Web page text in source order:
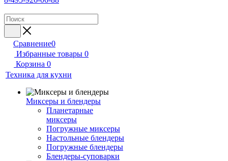
Сравнение0
Избранные товары 0
Корзина 0
Техника для кухни
Миксеры и блендеры
Планетарные
миксеры
Погружные миксеры
Настольные блендеры
Погружные блендеры
Блендеры-суповарки